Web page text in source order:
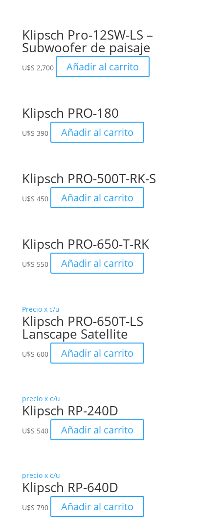
Klipsch Pro-12SW-LS –
Subwoofer de paisaje
U$S 2,700 Añadir al carrito
Klipsch PRO-180
U$S 390 Añadir al carrito
Klipsch PRO-500T-RK-S
U$S 450 Añadir al carrito
Klipsch PRO-650-T-RK
U$S 550 Añadir al carrito
Precio x c/u
Klipsch PRO-650T-LS
Lanscape Satellite
U$S 600 Añadir al carrito
precio x c/u
Klipsch RP-240D
U$S 540 Añadir al carrito
precio x c/u
Klipsch RP-640D
U$S 790 Añadir al carrito